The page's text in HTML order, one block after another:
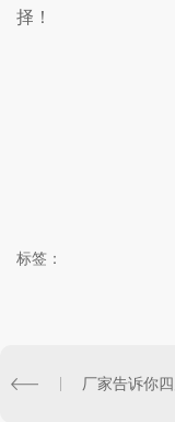
择！
标签：